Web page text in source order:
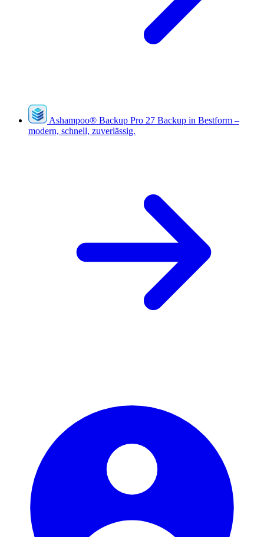
Ashampoo® Backup Pro 27 Backup in Bestform –
modern, schnell, zuverlässig.